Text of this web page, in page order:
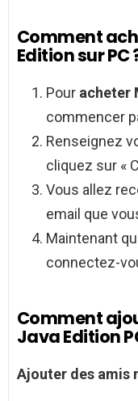
Comment
Edition sur PC
Pour acheter
commencer
Renseignez
cliquez sur «
Vous allez
email que
Maintenant
connectez-
Comment
Java Edition
Ajouter des amis